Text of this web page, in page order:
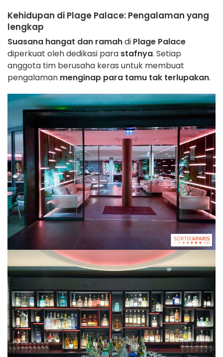
Kehidupan di Plage Palace: Pengalaman yang
lengkap
Suasana hangat dan ramahdi Plage Palace
diperkuat oleh dedikasi para stafnya. Setiap
anggota tim berusaha keras untuk membuat
pengalaman menginap para tamu tak terlupakan.